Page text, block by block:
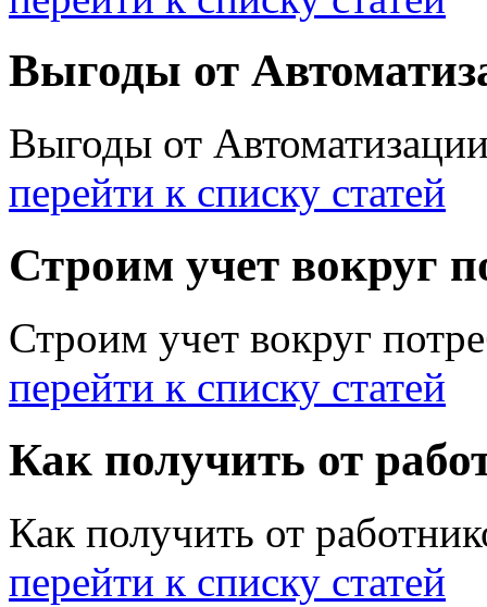
Выгоды от
Выгоды от
перейти к списку статей
Строим учет вокруг
Строим учет вокруг
перейти к списку статей
Как получить от
Как получить от
перейти к списку статей